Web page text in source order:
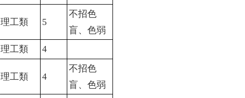
理工類 5
不招色
盲、色弱
理工類 4
理工類 4
不招色
盲、色弱